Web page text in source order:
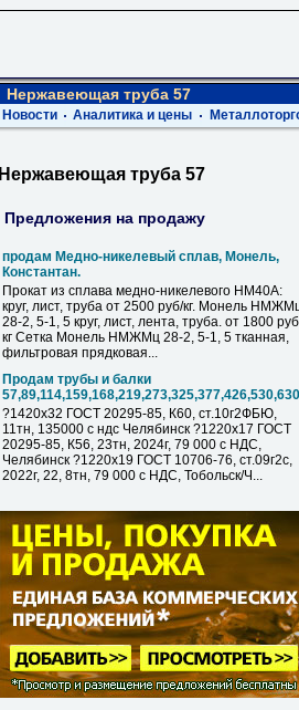
Нержавеющая труба 57
Новости Аналитика и цены
Нержавеющая труба 57
Предложения на продажу
продам Медно-никелевый сплав, Монель,
Константан.
Прокат из сплава медно-никелевого НМ40А:
круг, лист, труба от 2500 руб/кг. Монель
28-2, 5-1, 5 круг, лист, лента, труба. от 1800
кг Сетка Монель НМЖМц 28-2, 5-1, 5 тканная,
фильтровая прядковая...
Продам трубы и балки
?1420х32 ГОСТ 20295-85, К60, ст.10г2ФБЮ,
11тн, 135000 с ндс Челябинск ?1220х17 ГОСТ
20295-85, К56, 23тн, 2024г, 79 000 с НДC,
Челябинск ?1220х19 ГОСТ 10706-76, ст.09г2с,
2022г, 22, 8тн, 79 000 с НДC, Тобольск/Ч...